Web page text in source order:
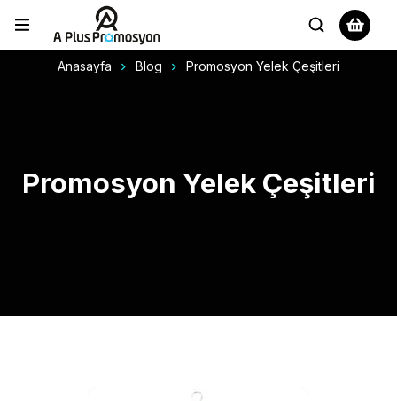
Anasayfa Blog Promosyon Yelek Çeşitleri
Promosyon Yelek Çeşitleri